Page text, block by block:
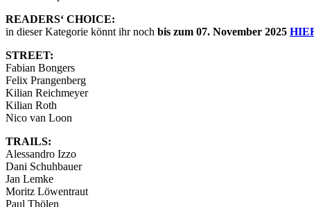
READERS‘ CHOICE:
in dieser Kategorie könnt ihr noch bis zum 07. November 2025
STREET:
Fabian Bongers
Felix Prangenberg
Kilian Reichmeyer
Kilian Roth
Nico van Loon
TRAILS:
Alessandro Izzo
Dani Schuhbauer
Jan Lemke
Moritz Löwentraut
Paul Thölen